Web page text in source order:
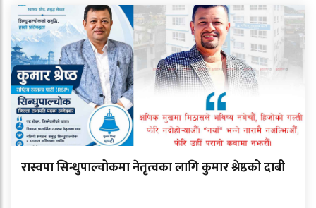
रास्वपा सिन्धुपाल्चोकमा नेतृत्वका लागि कुमार श्रेष्ठको दाबी